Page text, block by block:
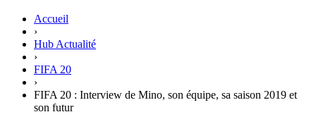
Accueil
›
Hub Actualité
›
FIFA 20
›
FIFA 20 : Interview de Mino, son équipe, sa saison 2019 et
son futur